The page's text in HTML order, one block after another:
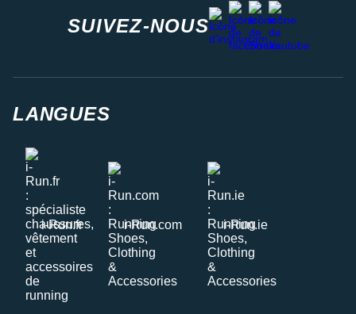
SUIVEZ-NOUS
instagram
facebook
stravayoutube
LANGUES
i-Run.fr i-Run.com i-Run.ie